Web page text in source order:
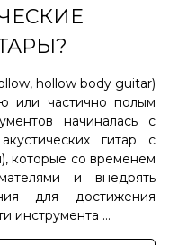
hollow body guitar)
или частично полым
начиналась с
гитар с
которые со временем
и внедрять
для достижения
инструмента ...